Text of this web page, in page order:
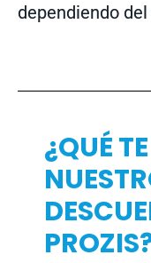
dependiendo
¿QUÉ